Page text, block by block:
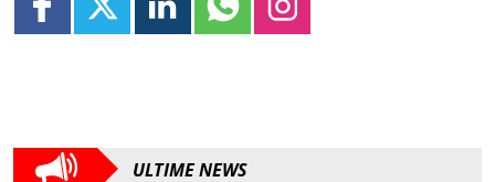
ULTIME NEWS